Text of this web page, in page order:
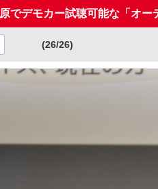
でデモカー試聴可能な「オ
(26/26)